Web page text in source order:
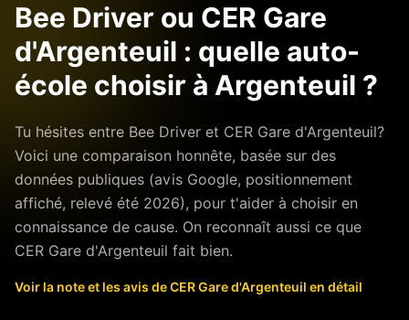
Bee Driver ou CER Gare
d'Argenteuil : quelle auto-
école choisir à Argenteuil ?
Tu hésites entre Bee Driver et CER Gare d'Argenteuil?
Voici une comparaison honnête, basée sur des
données publiques (avis Google, positionnement
affiché, relevé été 2026), pour t'aider à choisir en
connaissance de cause. On reconnaît aussi ce que
CER Gare d'Argenteuil fait bien.
Voir la note et les avis deCER Gare d'Argenteuil en détail